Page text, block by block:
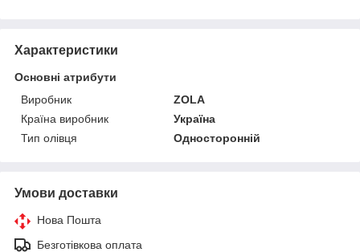
Характеристики
Основні атрибути
Виробник
ZOLA
Країна виробник
Україна
Тип олівця
Односторонній
Умови доставки
Нова Пошта
Безготівкова оплата